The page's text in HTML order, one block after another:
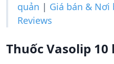
quản | Giá bán & Nơi
Reviews
Thuốc Vasolip 10